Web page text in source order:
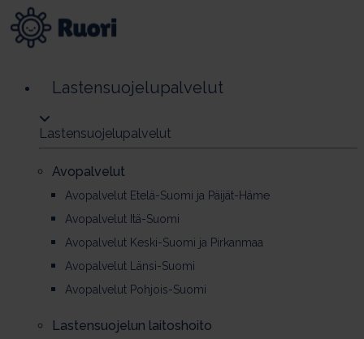
Lastensuojelupalvelut
Lastensuojelupalvelut
Avopalvelut
Avopalvelut Etelä-Suomi ja Päijät-Häme
Avopalvelut Itä-Suomi
Avopalvelut Keski-Suomi ja Pirkanmaa
Avopalvelut Länsi-Suomi
Avopalvelut Pohjois-Suomi
Las­ten­suo­je­lun lai­tos­hoi­to